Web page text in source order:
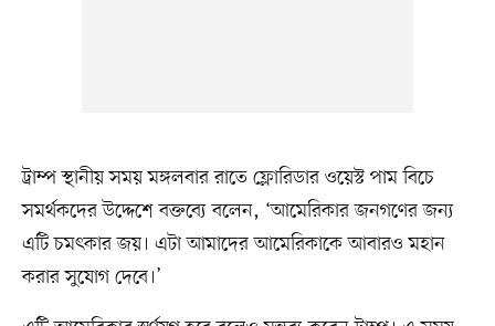
ট্রাম্প স্থানীয় সময় মঙ্গলবার রাতে ফ্লোরিডার ওয়েস্ট পাম বিচে
সমর্থকদের উদ্দেশে বক্তব্যে বলেন, ‘আমেরিকার জনগণের জন্য
এটি চমৎকার জয়। এটা আমাদের আমেরিকাকে আবারও মহান
করার সুযোগ দেবে।’